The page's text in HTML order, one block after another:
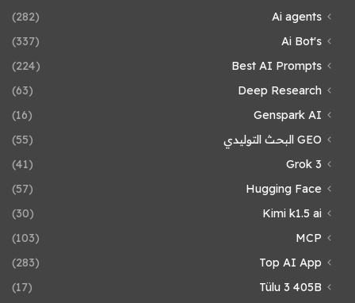
Ai agents
(282)
Ai Bot's
(337)
Best AI Prompts
(224)
Deep Research
(63)
Genspark AI
(16)
GEO البحث التوليدي
(55)
Grok 3
(41)
Hugging Face
(57)
Kimi k1.5 ai
(30)
MCP
(103)
Top AI App
(283)
Tülu 3 405B
(17)